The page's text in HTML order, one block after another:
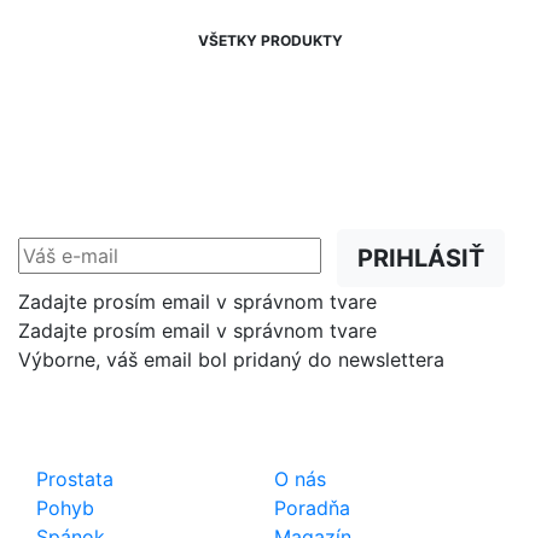
VŠETKY PRODUKTY
PRIHLÁSIŤ
Zadajte prosím email v správnom tvare
Zadajte prosím email v správnom tvare
Výborne, váš email bol pridaný do newslettera
Prostata
Pohyb
O nás
Poradňa